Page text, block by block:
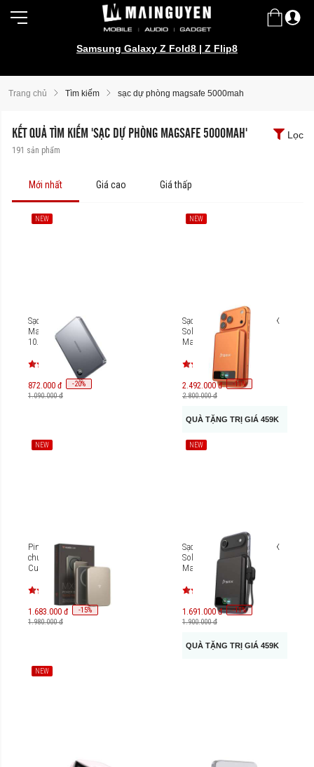
Samsung Galaxy Z Fold8 | Z Flip8
Trang chủ Tìm kiếm sạc dự phòng magsafe 5000mah
KẾT QUẢ TÌM KIẾM 'SẠC DỰ PHÒNG MAGSAFE 5000MAH'
191 sản phẩm
Lọc
Mới nhất Giá cao Giá thấp
NEW
Sạc dự phòng Innostyle
MagSlim Premium
10.000mAh IMS10K
872.000 đ -20%
1.090.000 đ
NEW
Sạc dự phòng thể rắn BMX
SolidSafe 10000mAh Qi2
MagSafe B939-10
2.492.000 đ -11%
2.800.000 đ
QUÀ TẶNG TRỊ GIÁ 459K
NEW
Pin dự phòng quyền lực
chuẩn CCC Mipow Power
Cube 3-in-1 Ultra-Slim
MagSafe 10000mAh MX10
1.683.000 đ -15%
1.980.000 đ
NEW
Sạc dự phòng thể rắn BMX
SolidSafe 5000mAh Qi2
MagSafe B939-05
1.691.000 đ -11%
1.900.000 đ
QUÀ TẶNG TRỊ GIÁ 459K
NEW